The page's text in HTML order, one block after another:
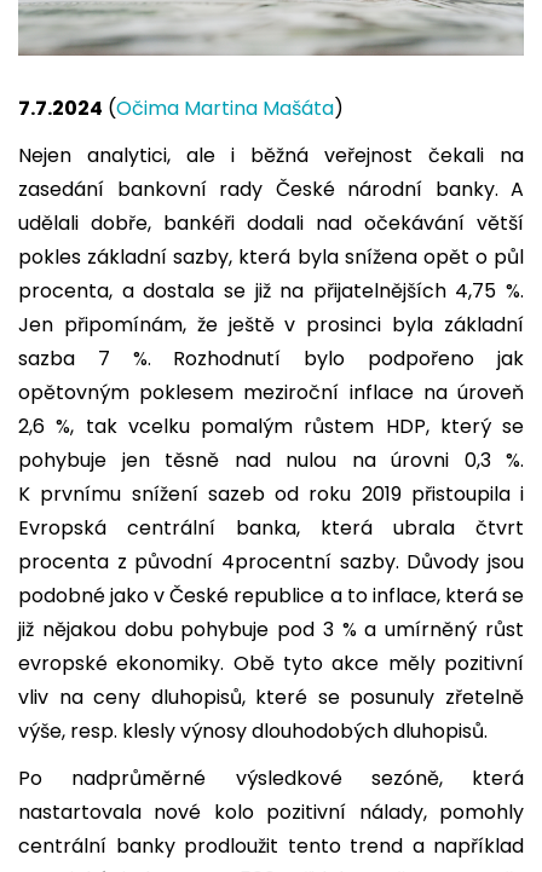
7.7.2024 (Očima Martina Mašáta)
Nejen analytici, ale i běžná veřejnost čekali na
zasedání bankovní rady České národní banky. A
udělali dobře, bankéři dodali nad očekávání větší
pokles základní sazby, která byla snížena opět o půl
procenta, a dostala se již na přijatelnějších 4,75 %.
Jen připomínám, že ještě v prosinci byla základní
sazba 7 %. Rozhodnutí bylo podpořeno jak
opětovným poklesem meziroční inflace na úroveň
2,6 %, tak vcelku pomalým růstem HDP, který se
pohybuje jen těsně nad nulou na úrovni 0,3 %.
K prvnímu snížení sazeb od roku 2019 přistoupila i
Evropská centrální banka, která ubrala čtvrt
procenta z původní 4procentní sazby. Důvody jsou
podobné jako v České republice a to inflace, která se
již nějakou dobu pohybuje pod 3 % a umírněný růst
evropské ekonomiky. Obě tyto akce měly pozitivní
vliv na ceny dluhopisů, které se posunuly zřetelně
výše, resp. klesly výnosy dlouhodobých dluhopisů.
Po nadprůměrné výsledkové sezóně, která
nastartovala nové kolo pozitivní nálady, pomohly
centrální banky prodloužit tento trend a například